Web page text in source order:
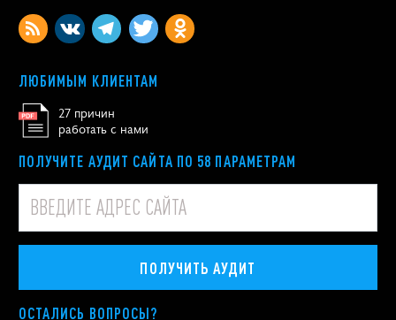
ЛЮБИМЫМ КЛИЕНТАМ
27 причин
работать с нами
ПОЛУЧИТЕ АУДИТ САЙТА ПО 58 ПАРАМЕТРАМ
ПОЛУЧИТЬ АУДИТ
ОСТАЛИСЬ ВОПРОСЫ?